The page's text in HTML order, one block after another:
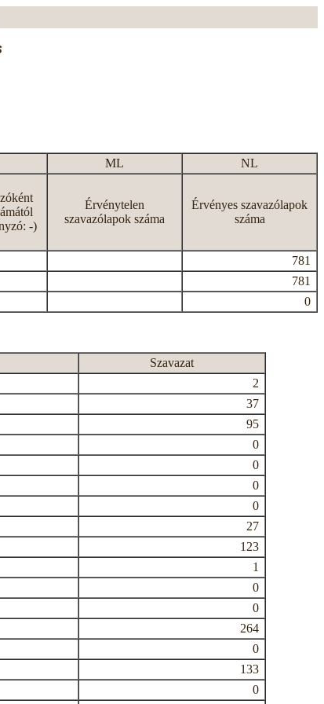
ML
NL
-)
Érvénytelen
szavazólapok száma
Érvényes szavazólapok
száma
781
781
0
Szavazat
2
37
95
0
0
0
0
27
123
1
0
0
264
0
133
0